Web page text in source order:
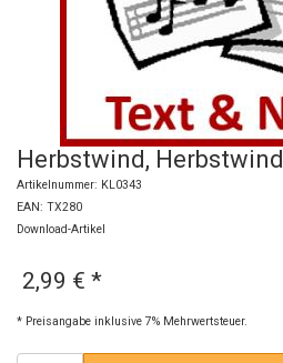
Herbstwind, Herbstwind
Artikelnummer: KL0343
EAN: TX280
Download-Artikel
2,99 € *
* Preisangabe inklusive 7% Mehrwertsteuer.